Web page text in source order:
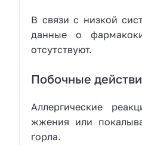
В связи с низкой
данные о
отсутствуют.
Побочные
Аллергические
жжения или
горла.